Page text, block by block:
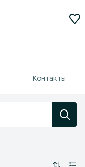
Контакты